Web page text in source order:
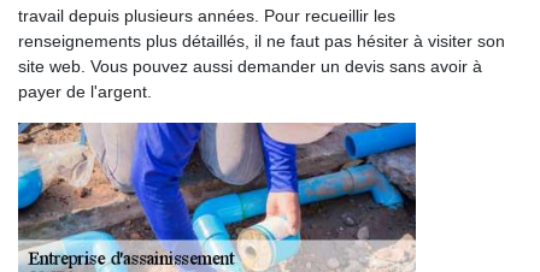
travail depuis plusieurs années. Pour recueillir les
renseignements plus détaillés, il ne faut pas hésiter à visiter son
site web. Vous pouvez aussi demander un devis sans avoir à
payer de l'argent.